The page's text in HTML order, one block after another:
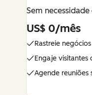
Sem
US$ 0/mês
Rastreie negócios
Engaje
Agende reuniões